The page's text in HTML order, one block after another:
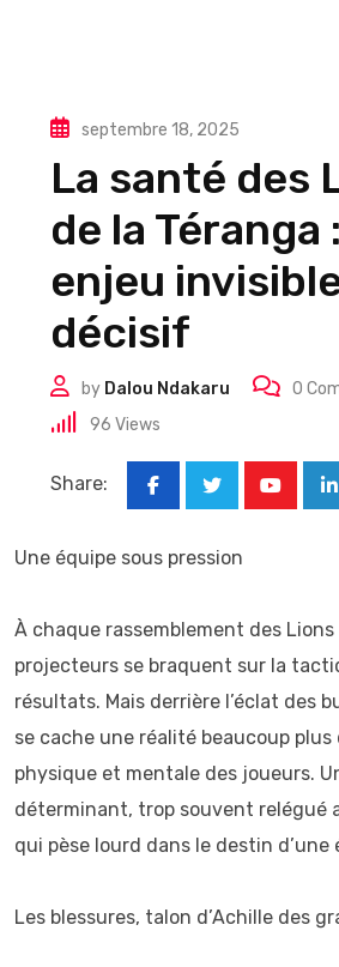
septembre 18, 2025
La santé des
de la Téranga
enjeu
décisif
by Dalou Ndakaru 0
96 Views
Share:
Une équipe sous pression
À chaque rassemblement des Lions
projecteurs se braquent sur la
résultats. Mais derrière l’éclat des
se cache une réalité beaucoup
physique et mentale des joueurs.
déterminant, trop souvent relégué
qui pèse lourd dans le destin d’une
Les blessures, talon d’Achille des